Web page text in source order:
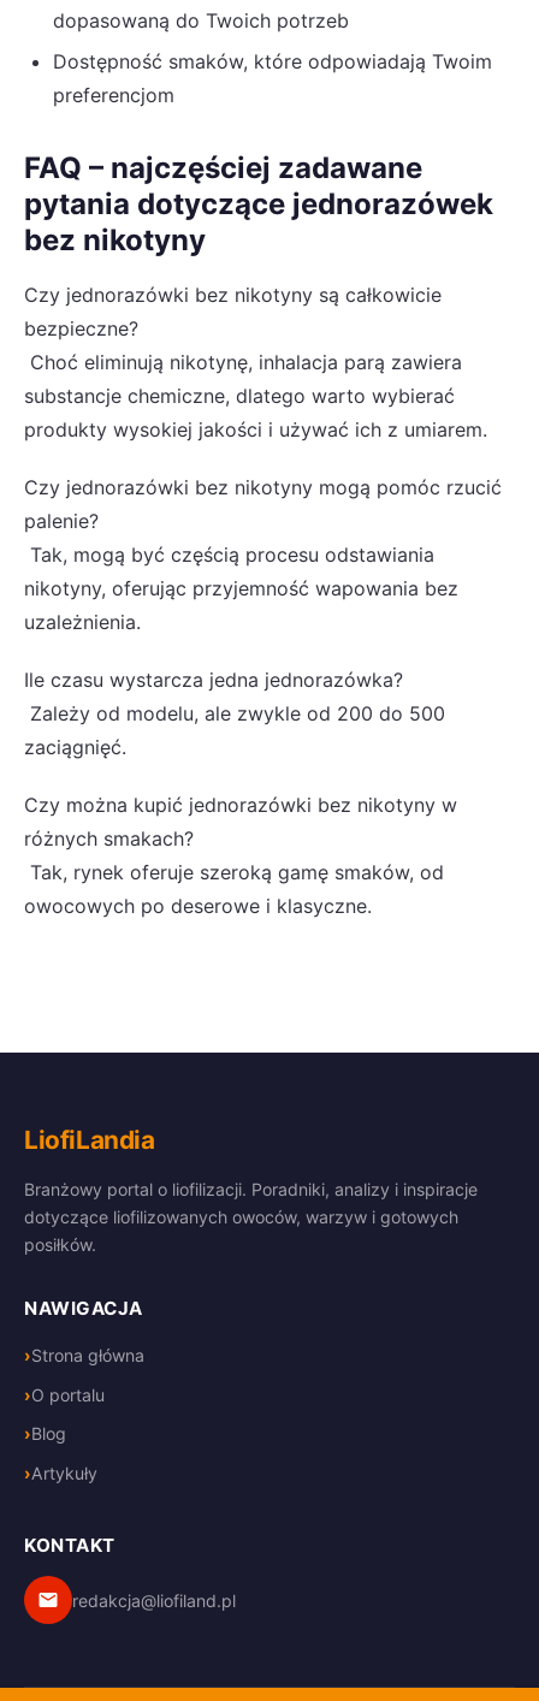
dopasowaną do Twoich potrzeb
Dostępność smaków, które odpowiadają Twoim
preferencjom
FAQ – najczęściej zadawane
pytania dotyczące jednorazówek
bez nikotyny
Czy jednorazówki bez nikotyny są całkowicie
bezpieczne?
Choć eliminują nikotynę, inhalacja parą zawiera
substancje chemiczne, dlatego warto wybierać
produkty wysokiej jakości i używać ich z umiarem.
Czy jednorazówki bez nikotyny mogą pomóc rzucić
palenie?
Tak, mogą być częścią procesu odstawiania
nikotyny, oferując przyjemność wapowania bez
uzależnienia.
Ile czasu wystarcza jedna jednorazówka?
Zależy od modelu, ale zwykle od 200 do 500
zaciągnięć.
Czy można kupić jednorazówki bez nikotyny w
różnych smakach?
Tak, rynek oferuje szeroką gamę smaków, od
owocowych po deserowe i klasyczne.
LiofiLandia
Branżowy portal o liofilizacji. Poradniki, analizy i inspiracje
dotyczące liofilizowanych owoców, warzyw i gotowych
posiłków.
NAWIGACJA
Strona główna
O portalu
Blog
Artykuły
KONTAKT
redakcja@liofiland.pl